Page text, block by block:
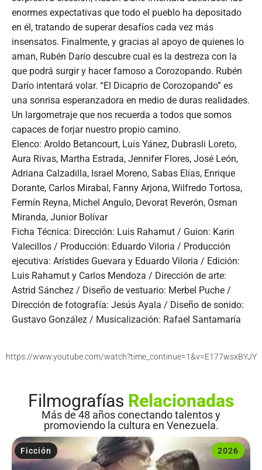
enormes expectativas que todo el pueblo ha depositado
en él, tratando de superar desafíos cada vez más
insensatos. Finalmente, y gracias al apoyo de quienes lo
aman, Rubén Darío descubre cual es la destreza con la
que podrá surgir y hacer famoso a Corozopando. Rubén
Darío intentará volar. “El Dicaprio de Corozopando” es
una sonrisa esperanzadora en medio de duras realidades.
Un largometraje que nos recuerda a todos que somos
capaces de forjar nuestro propio camino.
Elenco: Aroldo Betancourt, Luís Yánez, Dubrasli Loreto,
Aura Rivas, Martha Estrada, Jennifer Flores, José León,
Adriana Calzadilla, Israel Moreno, Sabas Elías, Enrique
Dorante, Carlos Mirabal, Fanny Arjona, Wilfredo Tortosa,
Fermín Reyna, Michel Angulo, Devorat Reverón, Osman
Miranda, Junior Bolívar
Ficha Técnica: Dirección: Luis Rahamut / Guion: Karin
Valecillos / Producción: Eduardo Viloria / Producción
ejecutiva: Arístides Guevara y Eduardo Viloria / Edición:
Luis Rahamut y Carlos Mendoza / Dirección de arte:
Astrid Sánchez / Diseño de vestuario: Merbel Puche /
Dirección de fotografía: Jesús Ayala / Diseño de sonido:
Gustavo González / Musicalización: Rafael Santamaría
https://www.youtube.com/watch?time_continue=1&v=E177wsxBYJY
Filmografías Relacionadas
Más de 48 años conectando talentos y
promoviendo la cultura en Venezuela.
2026
Ficción